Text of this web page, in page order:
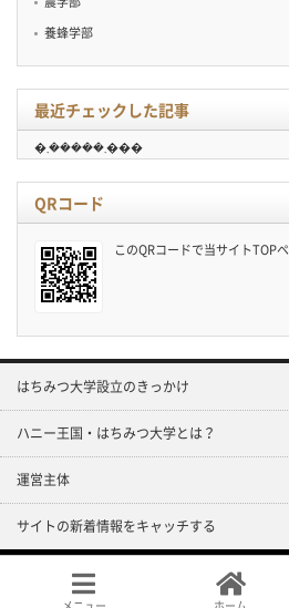
養蜂学部
最近チェックした記事
�܂�����܂���
QRコード
このQRコードで当サイトTOP
はちみつ大学設立のきっかけ
ハニー王国・はちみつ大学とは？
運営主体
サイトの新着情報をキャッチする
Copyright ©はちみつ大学 All rights reserved.